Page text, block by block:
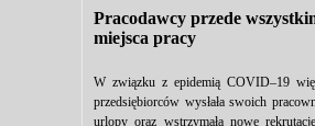
Pracodawcy przede
miejsca pracy
W związku z epidemią COVID–19
przedsiębiorców wysłała swoich
urlopy oraz wstrzymała nowe